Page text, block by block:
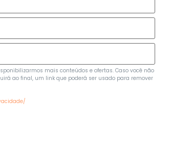
mais conteúdos e ofertas. Caso você não
ao final, um link que poderá ser usado para remover